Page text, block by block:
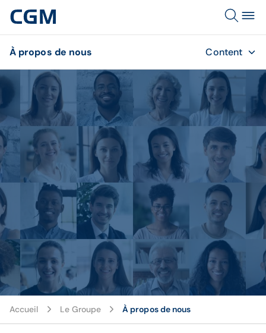
À propos de nous Content
Accueil Le Groupe À propos de nous